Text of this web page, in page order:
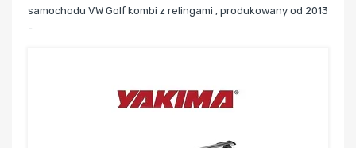
samochodu VW Golf kombi z relingami , produkowany od 2013
-